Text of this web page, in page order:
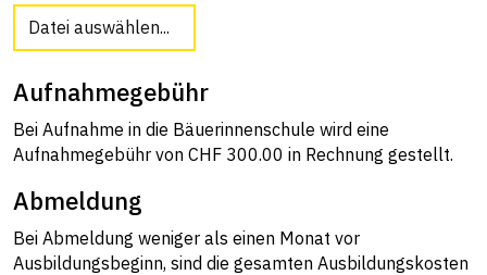
Datei auswählen...
Aufnahmegebühr
Bei Aufnahme in die Bäuerinnenschule wird eine
Aufnahmegebühr von CHF 300.00 in Rechnung gestellt.
Abmeldung
Bei Abmeldung weniger als einen Monat vor
Ausbildungsbeginn, sind die gesamten Ausbildungskosten